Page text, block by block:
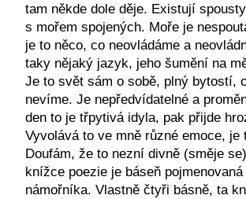
tam někde dole děje. Existují
s mořem spojených. Moře je
je to něco, co neovládáme a
taky nějaký jazyk, jeho šumění na
Je to svět sám o sobě, plný bytostí,
nevíme. Je nepředvídatelné a
den to je třpytivá idyla, pak přijde
Vyvolává to ve mně různé emoce, je
Doufám, že to nezní divně (směje
knížce poezie je báseň
námořníka. Vlastně čtyři básně, ta